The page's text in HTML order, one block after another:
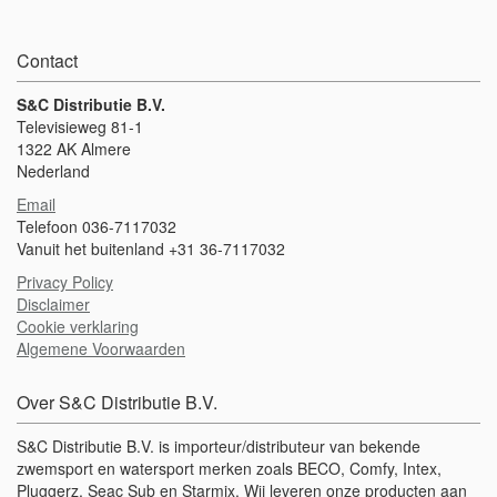
gewenste aantal meters in! Bij lengte van 25 of 50 meter, kies dan
voor de standaard zwemlijn Primo. Neem bij vragen of
onduidelijkheden gerust contact met ons op.
Contact
S&C Distributie B.V.
Televisieweg 81-1
1322 AK Almere
Nederland
Email
Telefoon 036-7117032
Vanuit het buitenland +31 36-7117032
Privacy Policy
Disclaimer
Cookie verklaring
Algemene Voorwaarden
Over S&C Distributie B.V.
S&C Distributie B.V. is importeur/distributeur van bekende
zwemsport en watersport merken zoals BECO, Comfy, Intex,
Pluggerz, Seac Sub en Starmix. Wij leveren onze producten aan